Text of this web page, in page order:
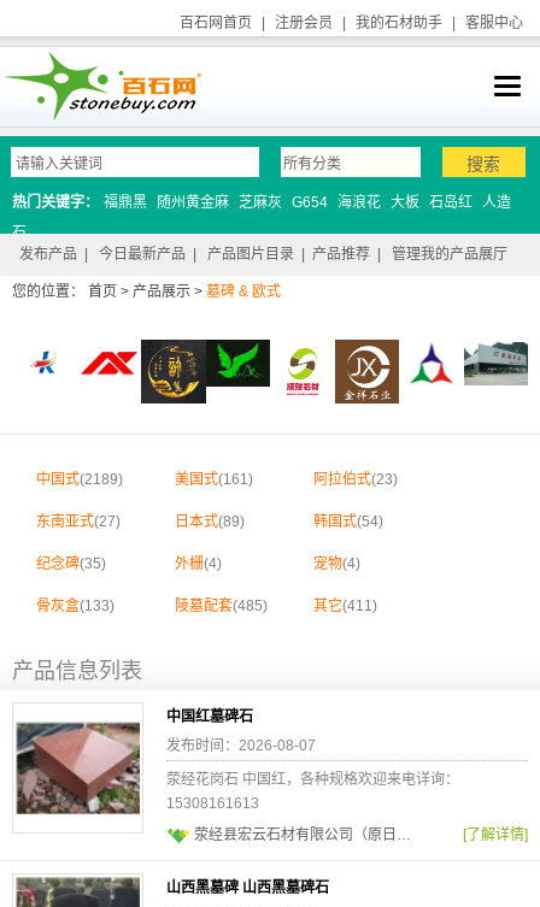
百石网首页 注册会员 我的石材助手 客服中心
热门关键字： 福鼎黑 随州黄金麻 芝麻灰 G654 海浪花 大板 石岛红 人造
石
发布产品
今日最新产品 产品图片目录 产品推荐 管理我的产品展厅
您的位置： 首页 > 产品展示 > 墓碑 & 欧式
中国式(2189) 美国式(161) 阿拉伯式(23)
东南亚式(27) 日本式(89) 韩国式(54)
纪念碑(35) 外栅(4) 宠物(4)
骨灰盒(133) 陵墓配套(485) 其它(411)
产品信息列表
中国红墓碑石
发布时间：2026-08-07
荥经花岗石 中国红，各种规格欢迎来电详询：
15308161613
荥经县宏云石材有限公司（原日月石材厂）
[了解详情]
山西黑墓碑 山西黑墓碑石